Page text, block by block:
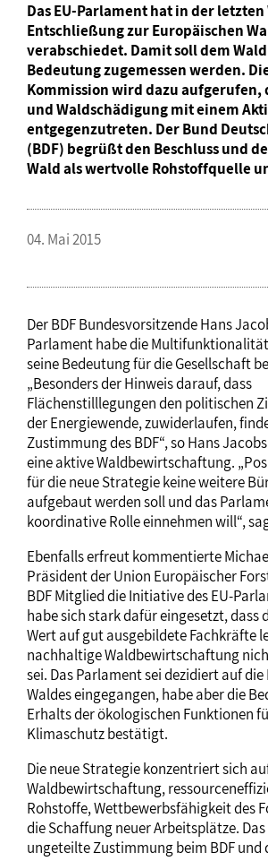
Das EU-Parlament hat in der letzten
Entschließung zur Europäischen
verabschiedet. Damit soll dem
Bedeutung zugemessen werden.
Kommission wird dazu aufgerufen,
und Waldschädigung mit einem
entgegenzutreten. Der Bund
(BDF) begrüßt den Beschluss und
Wald als wertvolle Rohstoffquelle
04. Mai 2015
Der BDF Bundesvorsitzende Hans
Parlament habe die Multifunktionalität
seine Bedeutung für die Gesellschaft
„Besonders der Hinweis darauf, dass
Flächenstilllegungen den politischen
der Energiewende, zuwiderlaufen,
Zustimmung des BDF“, so Hans
eine aktive Waldbewirtschaftung.
für die neue Strategie keine weitere
aufgebaut werden soll und das
koordinative Rolle einnehmen will“,
Ebenfalls erfreut kommentierte
Präsident der Union Europäischer
BDF Mitglied die Initiative des EU-
habe sich stark dafür eingesetzt, dass
Wert auf gut ausgebildete Fachkräfte
nachhaltige Waldbewirtschaftung
sei. Das Parlament sei dezidiert auf
Waldes eingegangen, habe aber die
Erhalts der ökologischen Funktionen
Klimaschutz bestätigt.
Die neue Strategie konzentriert sich
Waldbewirtschaftung,
Rohstoffe, Wettbewerbsfähigkeit des
die Schaffung neuer Arbeitsplätze.
ungeteilte Zustimmung beim BDF und